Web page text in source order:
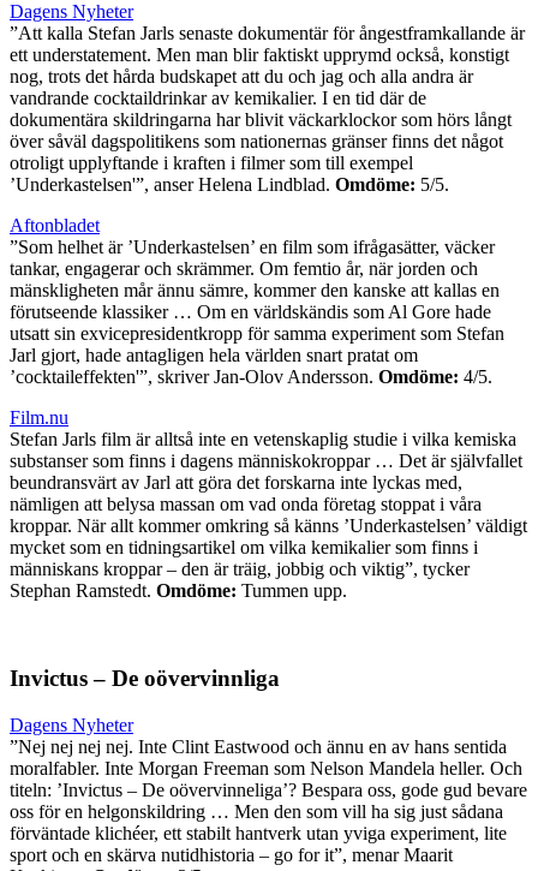
Dagens Nyheter
”Att kalla Stefan Jarls senaste dokumentär för ångestframkallande är
ett understatement. Men man blir faktiskt upprymd också, konstigt
nog, trots det hårda budskapet att du och jag och alla andra är
vandrande cocktaildrinkar av kemikalier. I en tid där de
dokumentära skildringarna har blivit väckarklockor som hörs långt
över såväl dagspolitikens som nationernas gränser finns det något
otroligt upplyftande i kraften i filmer som till exempel
’Underkastelsen'”, anser Helena Lindblad. Omdöme: 5/5.
Aftonbladet
”Som helhet är ’Underkastelsen’ en film som ifrågasätter, väcker
tankar, engagerar och skrämmer. Om femtio år, när jorden och
mänskligheten mår ännu sämre, kommer den kanske att kallas en
förutseende klassiker … Om en världskändis som Al Gore hade
utsatt sin exvicepresidentkropp för samma experiment som Stefan
Jarl gjort, hade antagligen hela världen snart pratat om
’cocktaileffekten'”, skriver Jan-Olov Andersson. Omdöme: 4/5.
Film.nu
Stefan Jarls film är alltså inte en vetenskaplig studie i vilka kemiska
substanser som finns i dagens människokroppar … Det är självfallet
beundransvärt av Jarl att göra det forskarna inte lyckas med,
nämligen att belysa massan om vad onda företag stoppat i våra
kroppar. När allt kommer omkring så känns ’Underkastelsen’ väldigt
mycket som en tidningsartikel om vilka kemikalier som finns i
människans kroppar – den är träig, jobbig och viktig”, tycker
Stephan Ramstedt. Omdöme: Tummen upp.
Invictus – De oövervinnliga
Dagens Nyheter
”Nej nej nej nej. Inte Clint Eastwood och ännu en av hans sentida
moralfabler. Inte Morgan Freeman som Nelson Mandela heller. Och
titeln: ’Invictus – De oövervinneliga’? Bespara oss, gode gud bevare
oss för en helgonskildring … Men den som vill ha sig just sådana
förväntade klichéer, ett stabilt hantverk utan yviga experiment, lite
sport och en skärva nutidhistoria – go for it”, menar Maarit